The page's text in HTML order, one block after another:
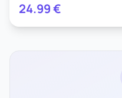
24.99€